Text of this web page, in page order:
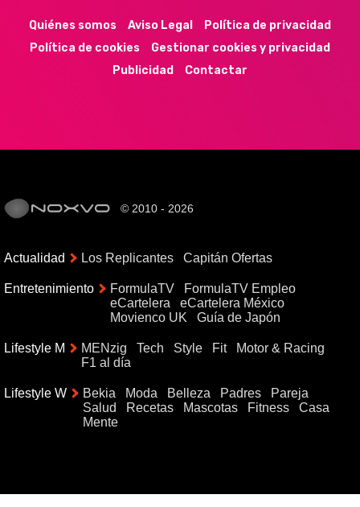
Quiénes somos Aviso Legal
Política de privacidad
Política de cookies
Gestionar cookies y privacidad
Publicidad
Contactar
© 2010 - 2026
Actualidad Los Replicantes Capitán Ofertas
Entretenimiento FormulaTV
FormulaTV Empleo
eCartelera
eCartelera México
Movienco UK
Guía de Japón
Lifestyle M MENzig Tech Style Fit
Motor & Racing
F1 al día
Lifestyle W Bekia Moda Belleza Padres
Pareja
Salud
Recetas Mascotas Fitness
Casa
Mente